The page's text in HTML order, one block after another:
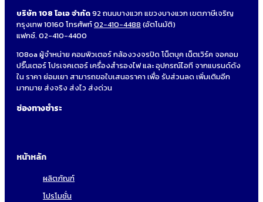
บริษัท 108 โอเอ จำกัด92 ถนนบางแวก แขวงบางแวก เขตภาษีเจริญ
กรุงเทพ 10160 โทรศัพท์02-410-4488 (อัตโนมัติ)
แฟกซ์. 02-410-4400
108oa ผู้จำหน่าย คอมพิวเตอร์ กล้องวงจรปิด โน็ตบุค เน็ตเวิร์ค จอคอม
ปริ๊นเตอร์ โปรเจคเตอร์ เครื่องสำรองไฟ และ อุปกรณ์ไอที จากแบรนด์ดัง
ใน ราคา ย่อมเยา สามารถขอใบเสนอราคา เพื่อ รับส่วนลด เพิ่มเติมอีก
มากมาย ส่งจริง ส่งไว ส่งด่วน
ช่องทางชำระ
หน้าหลัก
ผลิตภัณฑ์
โปรโมชั่น